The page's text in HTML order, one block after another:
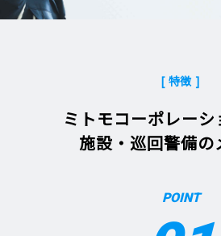
[ 特徴 ]
ミトモコーポレーシ
施設・巡回警備の
POINT